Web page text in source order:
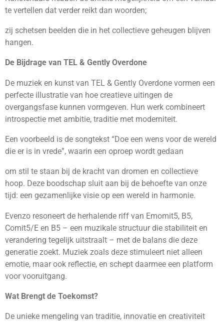
te vertellen dat verder reikt dan woorden;
zij schetsen beelden die in het collectieve geheugen blijven
hangen.
De Bijdrage van TEL & Gently Overdone
De muziek en kunst van TEL & Gently Overdone vormen een
perfecte illustratie van hoe creatieve uitingen de
overgangsfase kunnen vormgeven. Hun werk combineert
introspectie met ambitie, traditie met moderniteit.
Een voorbeeld is de songtekst “Doe een wens voor de wereld
die er is in vrede”, waarin een oproep wordt gedaan
om stil te staan bij de kracht van dromen en collectieve
hoop. Deze boodschap sluit aan bij de behoefte van onze
tijd: een gezamenlijke visie op een wereld in harmonie.
Evenzo resoneert de herhalende riff van Emomit5, B5,
Comit5/E en B5 – een muzikale structuur die stabiliteit en
verandering tegelijk uitstraalt – met de balans die deze
generatie zoekt. Muziek zoals deze stimuleert niet alleen
emotie, maar ook reflectie, en schept daarmee een platform
voor vooruitgang.
Wat Brengt de Toekomst?
De unieke mengeling van traditie, innovatie en creativiteit